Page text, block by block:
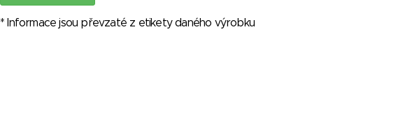
* Informace jsou převzaté z etikety daného výrobku